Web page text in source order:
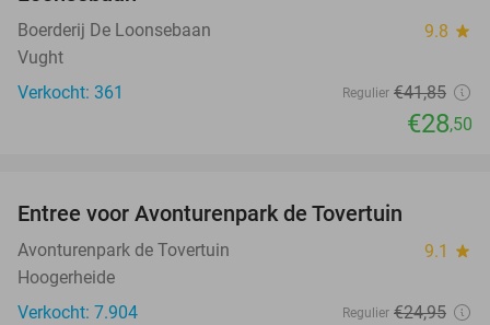
Boerderij De Loonsebaan 9.8 star
Vught
Verkocht: 361
Regulier €41,85
€28,50
Entree voor Avonturenpark de Tovertuin
Avonturenpark de Tovertuin 9.1 star
Hoogerheide
Verkocht: 7.904
Regulier €24,95